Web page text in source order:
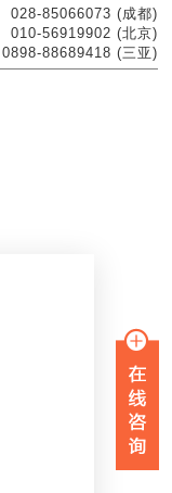
028-85066073 (成都)
010-56919902 (北京)
0898-88689418 (三亚)